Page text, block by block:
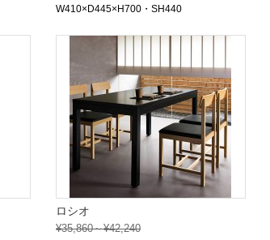
W410×D445×H700・SH440
ロシオ
¥35,860～¥42,240